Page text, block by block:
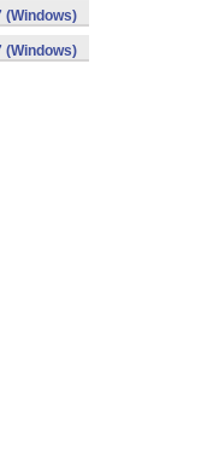
(Windows)
(Windows)